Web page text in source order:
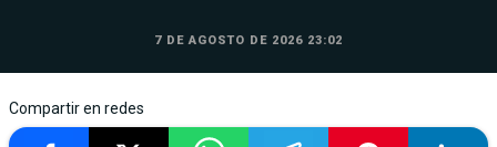
7 DE AGOSTO DE 2026 23:02
Compartir en redes